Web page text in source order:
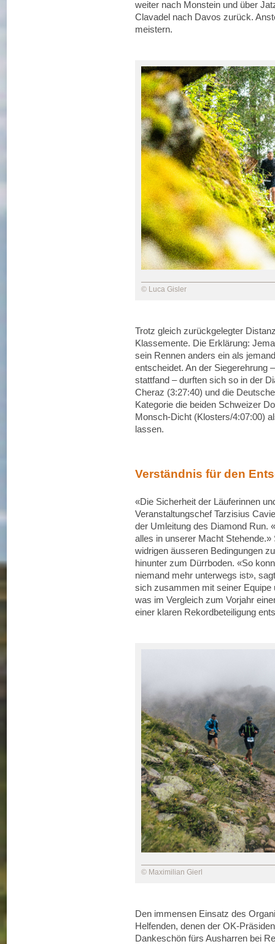
weiter nach Monstein und über
Clavadel nach Davos zurück.
meistern.
© Luca Gisler
Trotz gleich zurückgelegter
Klassemente. Die Erklärung:
sein Rennen anders ein als
entscheidet. An der Siegerehrung
stattfand – durften sich so in der
Cheraz (3:27:40) und die
Kategorie die beiden Schweizer
Monsch-Dicht (Klosters/4:07:00)
lassen.
Verständnis für den
«Die Sicherheit der Läuferinnen
Veranstaltungschef Tarzisius
der Umleitung des Diamond Run.
alles in unserer Macht
widrigen äusseren Bedingungen
hinunter zum Dürrboden. «So
niemand mehr unterwegs ist»,
sich zusammen mit seiner Equipe
was im Vergleich zum Vorjahr
einer klaren Rekordbeteiligung
© Maximilian Gierl
Den immensen Einsatz des
Helfenden, denen der OK-
Dankeschön fürs Ausharren bei